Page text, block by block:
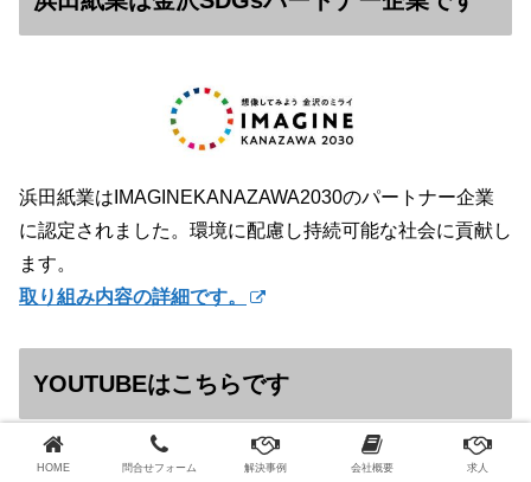
浜田紙業はIMAGINEKANAZAWA2030のパートナー企業
に認定されました。環境に配慮し持続可能な社会に貢献し
ます。
取り組み内容の詳細です。
YOUTUBEはこちらです
HOME 問合せフォーム 解決事例 会社概要 求人